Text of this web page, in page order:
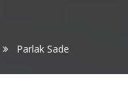
Parlak Sade